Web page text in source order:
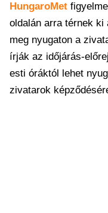
HungaroMet
oldalán arra térnek ki
meg nyugaton a
írják az időjárás-
esti óráktól lehet
zivatarok